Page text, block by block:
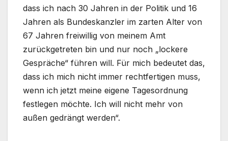
dass ich nach 30 Jahren in der Politik und 16
Jahren als Bundeskanzler im zarten Alter von
67 Jahren freiwillig von meinem Amt
zurückgetreten bin und nur noch „lockere
Gespräche“ führen will. Für mich bedeutet das,
dass ich mich nicht immer rechtfertigen muss,
wenn ich jetzt meine eigene Tagesordnung
festlegen möchte. Ich will nicht mehr von
außen gedrängt werden“.